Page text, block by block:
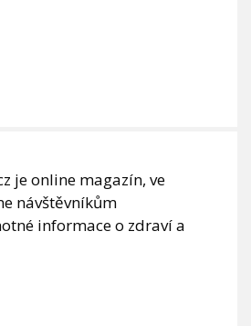
je online magazín, ve
návštěvníkům
informace o zdraví a